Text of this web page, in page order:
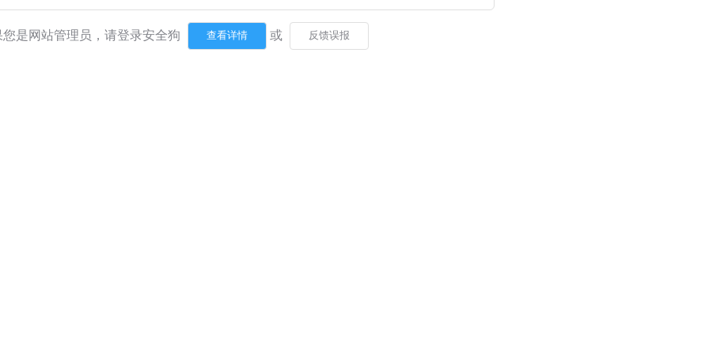
您是网站管理员，请登录安全狗 或